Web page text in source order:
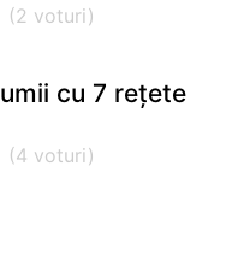
cu 7 rețete